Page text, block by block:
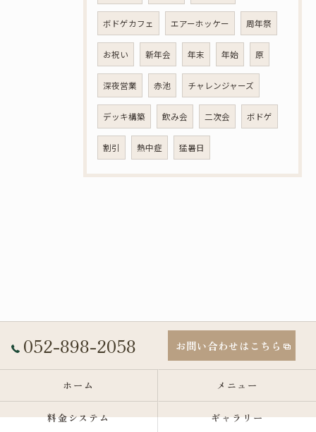
ボドゲカフェ エアーホッケー 周年祭
お祝い 新年会 年末 年始 原
深夜営業 赤池 チャレンジャーズ
デッキ構築 飲み会 二次会 ボドゲ
割引 熱中症 猛暑日
052-898-2058 お問い合わせはこちら
ホーム メニュー
料金システム ギャラリー